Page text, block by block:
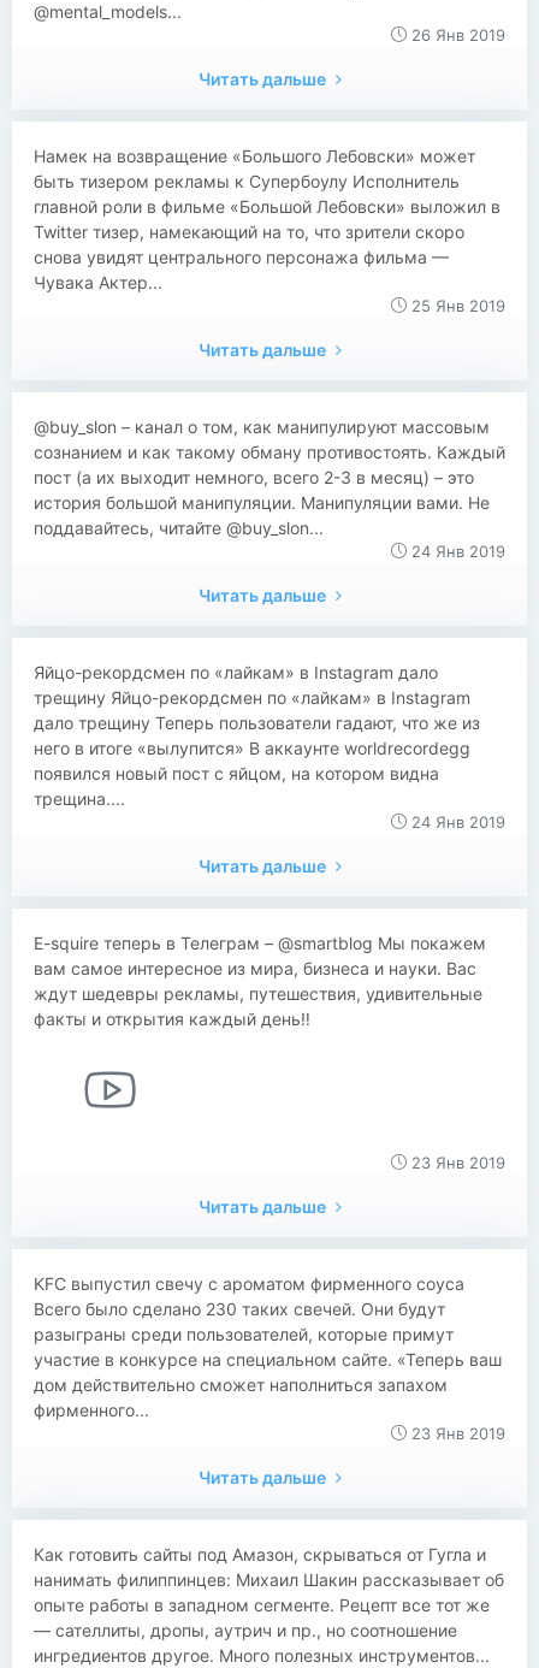
@mental_models...
26 Янв 2019
Читать дальше
Намек на возвращение «Большого Лебовски» может
быть тизером рекламы к Супербоулу Исполнитель
главной роли в фильме «Большой Лебовски» выложил в
Twitter тизер, намекающий на то, что зрители скоро
снова увидят центрального персонажа фильма —
Чувака Актер...
25 Янв 2019
Читать дальше
​​​​@buy_slon – канал о том, как манипулируют массовым
сознанием и как такому обману противостоять. Каждый
пост (а их выходит немного, всего 2-3 в месяц) – это
история большой манипуляции. Манипуляции вами. Не
поддавайтесь, читайте @buy_slon...
24 Янв 2019
Читать дальше
​​Яйцо-рекордсмен по «лайкам» в Instagram дало
трещину Яйцо-рекордсмен по «лайкам» в Instagram
дало трещину Теперь пользователи гадают, что же из
него в итоге «вылупится» В аккаунте worldrecordegg
появился новый пост с яйцом, на котором видна
трещина....
24 Янв 2019
Читать дальше
E-squire теперь в Телеграм – @smartblog Мы покажем
вам самое интересное из мира, бизнеса и науки. Вас
ждут шедевры рекламы, путешествия, удивительные
факты и открытия каждый день‼️
23 Янв 2019
Читать дальше
​​KFC выпустил свечу с ароматом фирменного соуса
Всего было сделано 230 таких свечей. Они будут
разыграны среди пользователей, которые примут
участие в конкурсе на специальном сайте. «Теперь ваш
дом действительно сможет наполниться запахом
фирменного...
23 Янв 2019
Читать дальше
​Как готовить сайты под Амазон, скрываться от Гугла и
нанимать филиппинцев: Михаил Шакин рассказывает об
опыте работы в западном сегменте. Рецепт все тот же
— сателлиты, дропы, аутрич и пр., но соотношение
ингредиентов другое. Много полезных инструментов...